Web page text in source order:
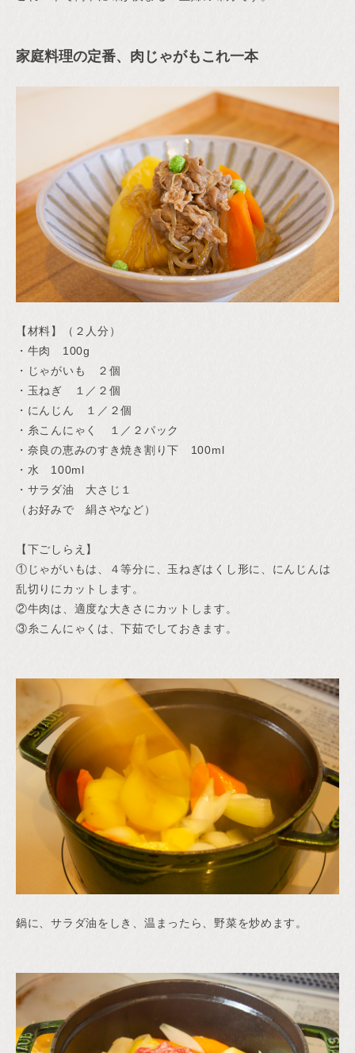
家庭料理の定番、肉じゃがもこれ一本
【材料】（２人分）
・牛肉 100g
・じゃがいも ２個
・玉ねぎ １／２個
・にんじん １／２個
・糸こんにゃく １／２パック
・奈良の恵みのすき焼き割り下 100ml
・水 100ml
・サラダ油 大さじ１
（お好みで 絹さやなど）
【下ごしらえ】
①じゃがいもは、４等分に、玉ねぎはくし形に、にんじんは
乱切りにカットします。
②牛肉は、適度な大きさにカットします。
③糸こんにゃくは、下茹でしておきます。
鍋に、サラダ油をしき、温まったら、野菜を炒めます。